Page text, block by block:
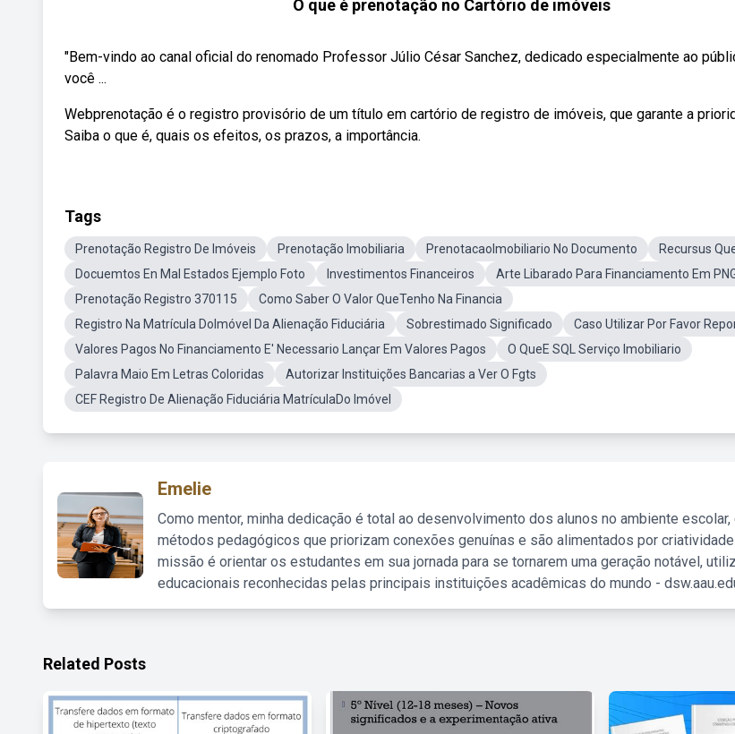
O que é prenotação no Cartório de imóveis
"Bem-vindo ao canal oficial do renomado Professor Júlio César Sanchez, dedicado especialmente ao
você ...
Webprenotação é o registro provisório de um título em cartório de registro de imóveis, que garante a
Saiba o que é, quais os efeitos, os prazos, a importância.
Tags
Prenotação Registro De Imóveis Prenotação Imobiliaria PrenotacaoImobiliario No Documento
Recursus
Docuemtos En Mal Estados Ejemplo Foto
Investimentos Financeiros Arte Libarado Para Financiamento Em
Prenotação Registro 370115
Como Saber O Valor QueTenho Na Financia
Registro Na Matrícula DoImóvel Da Alienação Fiduciária
Sobrestimado Significado
Caso Utilizar Por Favor
Valores Pagos No Financiamento E' Necessario Lançar Em Valores Pagos
O QueE SQL Serviço Imobiliario
Palavra Maio Em Letras Coloridas
Autorizar Instituições Bancarias a Ver O Fgts
CEF Registro De Alienação Fiduciária MatrículaDo Imóvel
Emelie
Como mentor, minha dedicação é total ao desenvolvimento dos alunos no ambiente escolar,
métodos pedagógicos que priorizam conexões genuínas e são alimentados por
missão é orientar os estudantes em sua jornada para se tornarem uma geração notável,
educacionais reconhecidas pelas principais instituições acadêmicas do mundo -
Related Posts